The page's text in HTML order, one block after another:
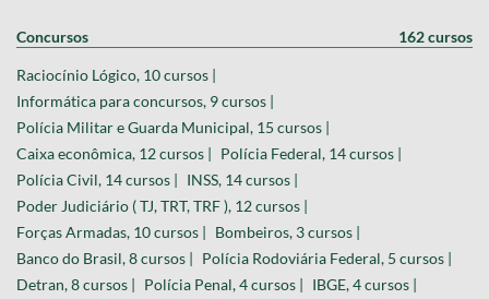
Concursos 162 cursos
Raciocínio Lógico, 10 cursos |
Informática para concursos, 9 cursos |
Polícia Militar e Guarda Municipal, 15 cursos |
Caixa econômica, 12 cursos | Polícia Federal, 14 cursos |
Polícia Civil, 14 cursos | INSS, 14 cursos |
Poder Judiciário ( TJ, TRT, TRF ), 12 cursos |
Forças Armadas, 10 cursos | Bombeiros, 3 cursos |
Banco do Brasil, 8 cursos | Polícia Rodoviária Federal, 5 cursos |
Detran, 8 cursos | Polícia Penal, 4 cursos | IBGE, 4 cursos |